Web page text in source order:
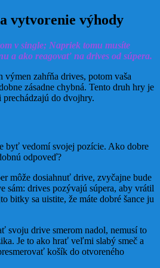
vytvorenie výhody
v single; Napriek tomu musíte
a ako reagovať na drives od súpera.
výmen zahŕňa drives, potom vaša
zásadne chybná. Tento druh hry je
do dvojhry.
byť vedomí svojej pozície. Ako dobre
odpoveď?
môže dosiahnuť drive, zvyčajne bude
sám: drives pozývajú súpera, aby vrátil
bitky sa uistite, že máte dobré šance ju
svoju drive smerom nadol, nemusí to
Je to ako hrať veľmi slabý smeč a
košík do otvoreného